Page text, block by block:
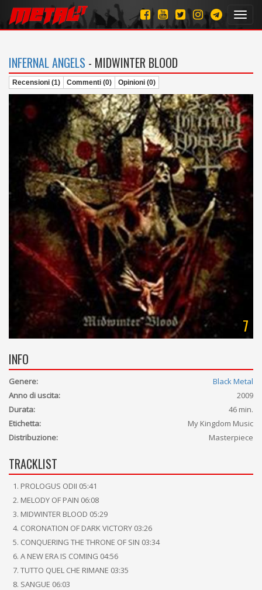
INFERNAL ANGELS - MIDWINTER BLOOD
Recensioni (1) Commenti (0) Opinioni (0)
7
INFO
Genere:
Black Metal
Anno di uscita:
2009
Durata:
46 min.
Etichetta:
My Kingdom Music
Distribuzione:
Masterpiece
TRACKLIST
PROLOGUS ODII 05:41
MELODY OF PAIN 06:08
MIDWINTER BLOOD 05:29
CORONATION OF DARK VICTORY 03:26
CONQUERING THE THRONE OF SIN 03:34
A NEW ERA IS COMING 04:56
TUTTO QUEL CHE RIMANE 03:35
SANGUE 06:03